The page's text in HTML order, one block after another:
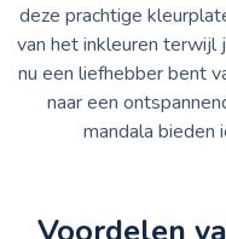
deze prachtige
van het inkleuren
nu een liefhebber bent
naar een
mandala bieden